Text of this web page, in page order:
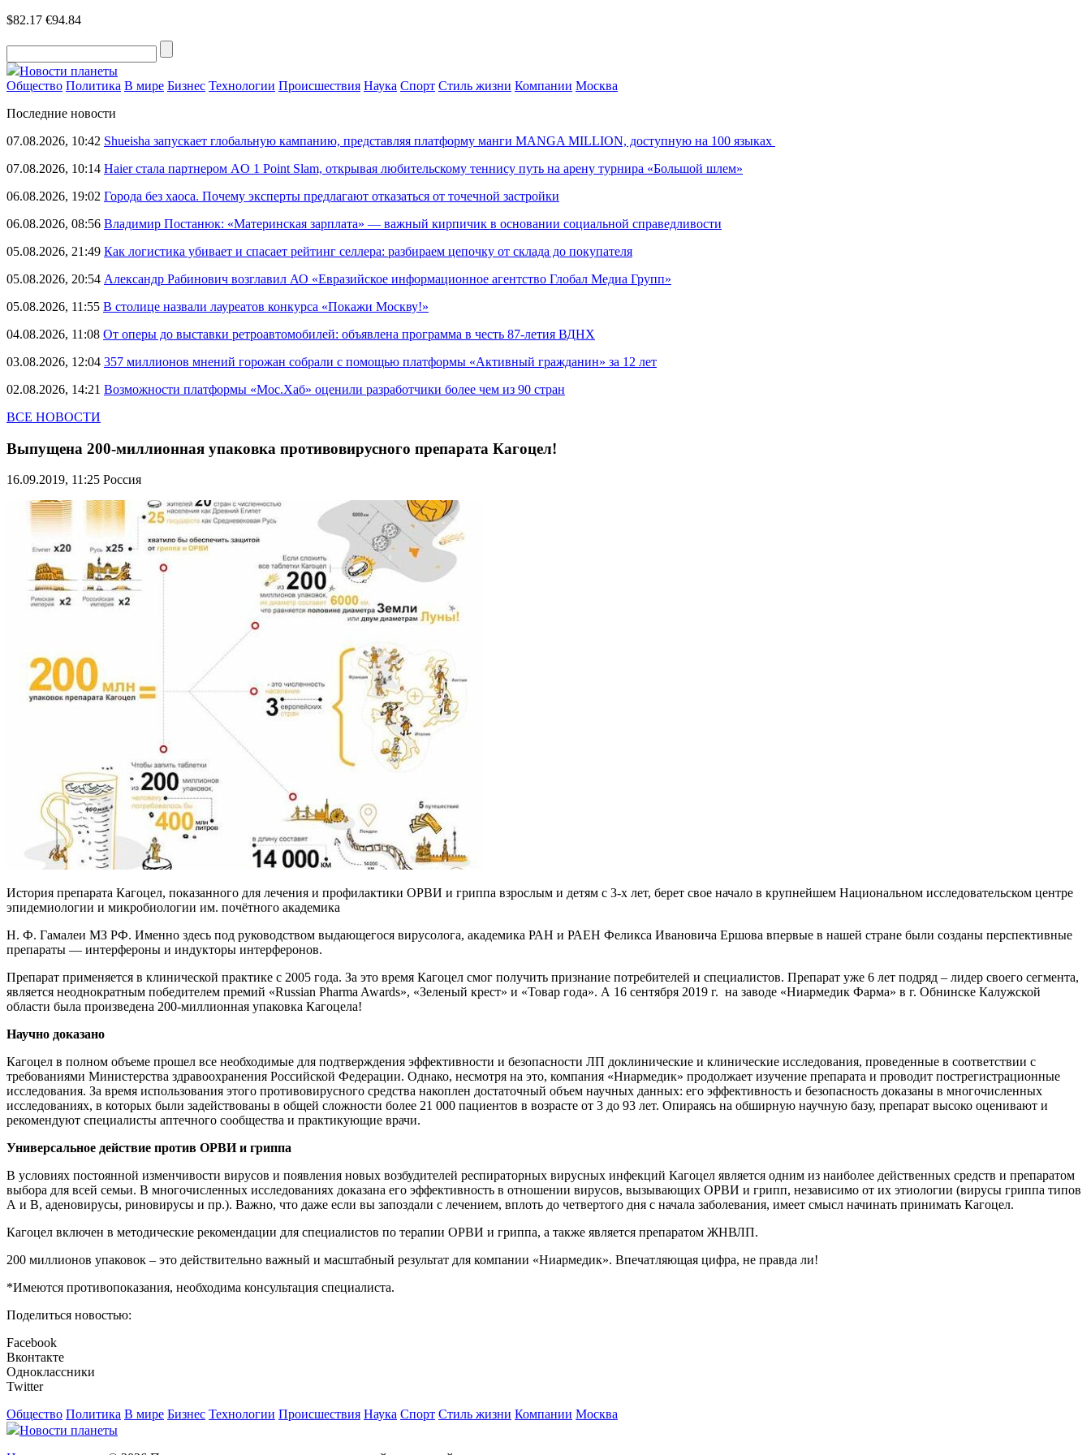
$82.17 €94.84
Новости планеты
Общество Политика В мире Бизнес Технологии Происшествия Наука Спорт Стиль жизни Компании Москва
Последние новости
07.08.2026, 10:42 Shueisha запускает глобальную кампанию, представляя платформу манги MANGA MILLION, доступную на 100 языках
07.08.2026, 10:14 Haier стала партнером AO 1 Point Slam, открывая любительскому теннису путь на арену турнира «Большой шлем»
06.08.2026, 19:02 Города без хаоса. Почему эксперты предлагают отказаться от точечной застройки
06.08.2026, 08:56 Владимир Постанюк: «Материнская зарплата» — важный кирпичик в основании социальной справедливости
05.08.2026, 21:49 Как логистика убивает и спасает рейтинг селлера: разбираем цепочку от склада до покупателя
05.08.2026, 20:54 Александр Рабинович возглавил АО «Евразийское информационное агентство Глобал Медиа Групп»
05.08.2026, 11:55 В столице назвали лауреатов конкурса «Покажи Москву!»
04.08.2026, 11:08 От оперы до выставки ретроавтомобилей: объявлена программа в честь 87-летия ВДНХ
03.08.2026, 12:04 357 миллионов мнений горожан собрали с помощью платформы «Активный гражданин» за 12 лет
02.08.2026, 14:21 Возможности платформы «Мос.Хаб» оценили разработчики более чем из 90 стран
ВСЕ НОВОСТИ
Выпущена 200-миллионная упаковка противовирусного препарата Кагоцел!
16.09.2019, 11:25 Россия
История препарата Кагоцел, показанного для лечения и профилактики ОРВИ и гриппа взрослым и детям с 3-х лет, берет свое начало в крупнейшем Национальном исследовательском центре
эпидемиологии и микробиологии им. почётного академика
Н. Ф. Гамалеи МЗ РФ. Именно здесь под руководством выдающегося вирусолога, академика РАН и РАЕН Феликса Ивановича Ершова впервые в нашей стране были созданы перспективные
препараты — интерфероны и индукторы интерферонов.
Препарат применяется в клинической практике с 2005 года. За это время Кагоцел смог получить признание потребителей и специалистов. Препарат уже 6 лет подряд – лидер своего сегмента,
является неоднократным победителем премий «Russian Pharma Awards», «Зеленый крест» и «Товар года». А 16 сентября 2019 г. на заводе «Ниармедик Фарма» в г. Обнинске Калужской
области была произведена 200-миллионная упаковка Кагоцела!
Научно доказано
Кагоцел в полном объеме прошел все необходимые для подтверждения эффективности и безопасности ЛП доклинические и клинические исследования, проведенные в соответствии с
требованиями Министерства здравоохранения Российской Федерации. Однако, несмотря на это, компания «Ниармедик» продолжает изучение препарата и проводит пострегистрационные
исследования. За время использования этого противовирусного средства накоплен достаточный объем научных данных: его эффективность и безопасность доказаны в многочисленных
исследованиях, в которых были задействованы в общей сложности более 21 000 пациентов в возрасте от 3 до 93 лет. Опираясь на обширную научную базу, препарат высоко оценивают и
рекомендуют специалисты аптечного сообщества и практикующие врачи.
Универсальное действие против ОРВИ и гриппа
В условиях постоянной изменчивости вирусов и появления новых возбудителей респираторных вирусных инфекций Кагоцел является одним из наиболее действенных средств и препаратом
выбора для всей семьи. В многочисленных исследованиях доказана его эффективность в отношении вирусов, вызывающих ОРВИ и грипп, независимо от их этиологии (вирусы гриппа типов
А и B, аденовирусы, риновирусы и пр.). Важно, что даже если вы запоздали с лечением, вплоть до четвертого дня с начала заболевания, имеет смысл начинать принимать Кагоцел.
Кагоцел включен в методические рекомендации для специалистов по терапии ОРВИ и гриппа, а также является препаратом ЖНВЛП.
200 миллионов упаковок – это действительно важный и масштабный результат для компании «Ниармедик». Впечатляющая цифра, не правда ли!
*Имеются противопоказания, необходима консультация специалиста.
Поделиться новостью:
Facebook
Вконтакте
Одноклассники
Twitter
Общество Политика В мире Бизнес Технологии Происшествия Наука Спорт Стиль жизни Компании Москва
Новости планеты